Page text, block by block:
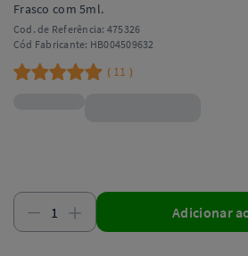
Frasco com 5ml.
Cod. de Referência: 475326
Cód Fabricante: HB004509632
( 11 )
Adicionar